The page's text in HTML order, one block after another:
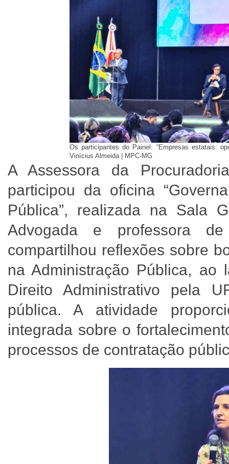
Os participantes do Painel: “Empresas estatais:
Vinícius Almeida | MPC-MG
A Assessora da
participou da oficina
Pública”, realizada na Sala
Advogada e professora
compartilhou reflexões sobre
na Administração Pública, ao
Direito Administrativo pela
pública. A atividade
integrada sobre o
processos de contratação